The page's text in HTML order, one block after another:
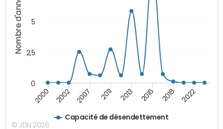
Nombre d'années
Capacité de désendettement
2000 2002 2007 2011 2013 2016 2018 2022
0
2,5
5
© JDN 2026